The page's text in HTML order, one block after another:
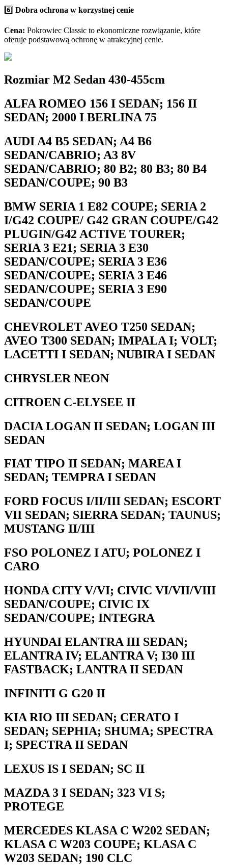
6️⃣ Dobra ochrona w korzystnej cenie
Cena: Pokrowiec Classic to ekonomiczne rozwiązanie, które
oferuje podstawową ochronę w atrakcyjnej cenie.
Rozmiar M2 Sedan 430-455cm
ALFA ROMEO 156 I SEDAN; 156 II
SEDAN; 2000 I BERLINA 75
AUDI A4 B5 SEDAN; A4 B6
SEDAN/CABRIO; A3 8V
SEDAN/CABRIO; 80 B2; 80 B3; 80 B4
SEDAN/COUPE; 90 B3
BMW SERIA 1 E82 COUPE; SERIA 2
I/G42 COUPE/ G42 GRAN COUPE/G42
PLUGIN/G42 ACTIVE TOURER;
SERIA 3 E21; SERIA 3 E30
SEDAN/COUPE; SERIA 3 E36
SEDAN/COUPE; SERIA 3 E46
SEDAN/COUPE; SERIA 3 E90
SEDAN/COUPE
CHEVROLET AVEO T250 SEDAN;
AVEO T300 SEDAN; IMPALA I; VOLT;
LACETTI I SEDAN; NUBIRA I SEDAN
CHRYSLER NEON
CITROEN C-ELYSEE II
DACIA LOGAN II SEDAN; LOGAN III
SEDAN
FIAT TIPO II SEDAN; MAREA I
SEDAN; TEMPRA I SEDAN
FORD FOCUS I/II/III SEDAN; ESCORT
VII SEDAN; SIERRA SEDAN; TAUNUS;
MUSTANG II/III
FSO POLONEZ I ATU; POLONEZ I
CARO
HONDA CITY V/VI; CIVIC VI/VII/VIII
SEDAN/COUPE; CIVIC IX
SEDAN/COUPE; INTEGRA
HYUNDAI ELANTRA III SEDAN;
ELANTRA IV; ELANTRA V; I30 III
FASTBACK; LANTRA II SEDAN
INFINITI G G20 II
KIA RIO III SEDAN; CERATO I
SEDAN; SEPHIA; SHUMA; SPECTRA
I; SPECTRA II SEDAN
LEXUS IS I SEDAN; SC II
MAZDA 3 I SEDAN; 323 VI S;
PROTEGE
MERCEDES KLASA C W202 SEDAN;
KLASA C W203 COUPE; KLASA C
W203 SEDAN; 190 CLC